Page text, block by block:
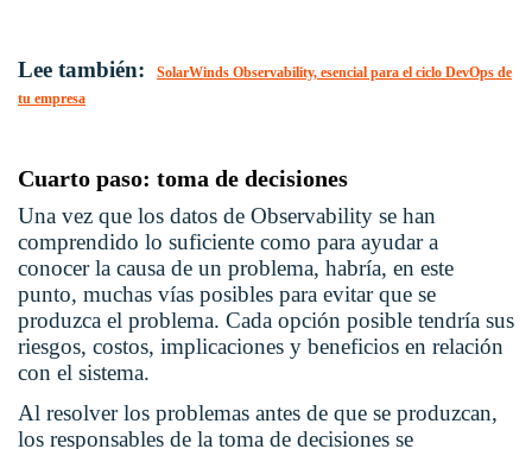
Lee también:
SolarWinds Observability, esencial para el ciclo DevOps de
tu empresa
Cuarto paso: toma de decisiones
Una vez que los datos de Observability se han
comprendido lo suficiente como para ayudar a
conocer la causa de un problema, habría, en este
punto, muchas vías posibles para evitar que se
produzca el problema. Cada opción posible tendría sus
riesgos, costos, implicaciones y beneficios en relación
con el sistema.
Al resolver los problemas antes de que se produzcan,
los responsables de la toma de decisiones se